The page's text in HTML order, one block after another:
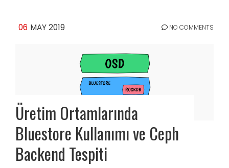
06 MAY 2019 NO COMMENTS
Üretim Ortamlarında
Bluestore Kullanımı ve Ceph
Backend Tespiti